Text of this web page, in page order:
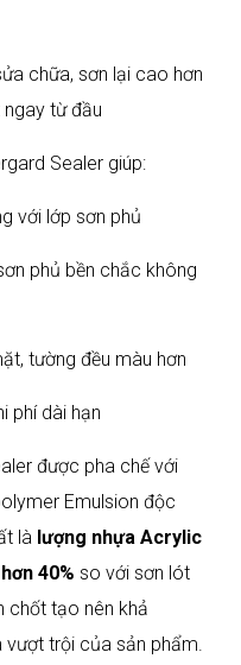
chữa, sơn lại cao hơn
từ đầu​
Sealer giúp:
với lớp sơn phủ
phủ bền chắc không
tường đều màu hơn
phí dài hạn​
được pha chế với
Emulsion độc
là lượng nhựa Acrylic
40% so với sơn lót
chốt tạo nên khả
vượt trội của sản phẩm.​